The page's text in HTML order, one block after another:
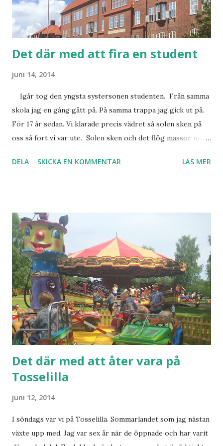
Det där med att fira en student
juni 14, 2014
Igår tog den yngsta systersonen studenten. Från samma
skola jag en gång gått på. På samma trappa jag gick ut på.
För 17 år sedan. Vi klarade precis vädret så solen sken på
oss så fort vi var ute. Solen sken och det flög massor med
traktorvagn. Precis som det ska vara. Filip var så klart den
inkasserade massor av kramar från samtliga syskonbarn. En
väldigt bra dag. Och jag tror att studenten själv var väldigt
nöjd. Kanske inte lika glad idag men det går nog över.
DELA SKICKA EN KOMMENTAR LÄS MER
Det där med att åter vara på
Tosselilla
juni 12, 2014
I söndags var vi på Tosselilla. Sommarlandet som jag nästan
växte upp med. Jag var sex år när de öppnade och har varit